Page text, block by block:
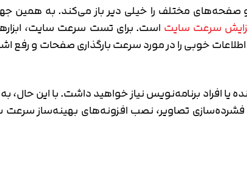
مختلف را خیلی دیر باز می‌کند. به همین
سرعت سایتاست. برای تست سرعت سایت،
خوبی را در مورد سرعت بارگذاری صفحات و رفع
فشرده‌سازی تصاویر، نصب افزونه‌های بهینه‌ساز